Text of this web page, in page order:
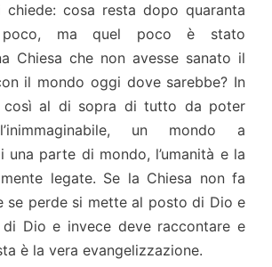
chiede: cosa resta dopo quaranta
poco, ma quel poco è stato
Chiesa che non avesse sanato il
il mondo oggi dove sarebbe? In
così al di sopra di tutto da poter
un mondo a
una parte di mondo, l’umanità e la
legate. Se la Chiesa non fa
se perde si mette al posto di Dio e
Dio e invece deve raccontare e
è la vera evangelizzazione.